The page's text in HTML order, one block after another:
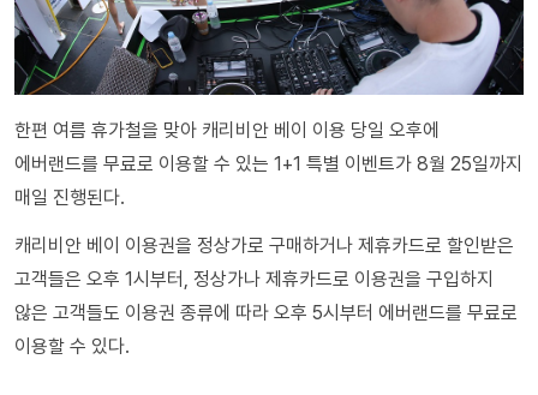
한편 여름 휴가철을 맞아 캐리비안 베이 이용 당일 오후에
에버랜드를 무료로 이용할 수 있는 1+1 특별 이벤트가 8월 25일까지
매일 진행된다.
캐리비안 베이 이용권을 정상가로 구매하거나 제휴카드로 할인받은
고객들은 오후 1시부터, 정상가나 제휴카드로 이용권을 구입하지
않은 고객들도 이용권 종류에 따라 오후 5시부터 에버랜드를 무료로
이용할 수 있다.